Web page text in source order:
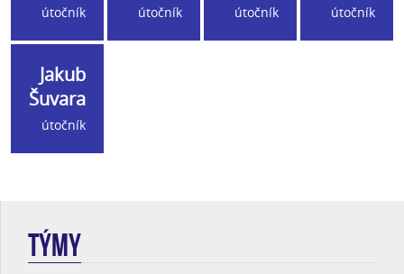
útočník útočník útočník útočník
Jakub
Šuvara
útočník
TÝMY